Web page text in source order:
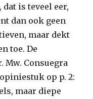
is teveel eer,
dan ook geen
maar dekt
toe. De
Mw. Consuegra
op p. 2:
maar diepe